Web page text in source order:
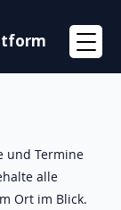
und Termine
alle
Ort im Blick.